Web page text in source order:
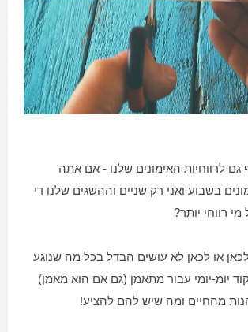
גם לרווחיות האימונים שלנו - אם אתה
בשבוע ואני רק שניים וההשגים שלנו די
רווחי יותר?
10-15 קג' לכאן או לכאן לא עושים הבדל בכל מה שנוגע
יומ-יומי עבור מתאמן (גם אם הוא מאמן)
מהחיים ומה שיש להם להציע!